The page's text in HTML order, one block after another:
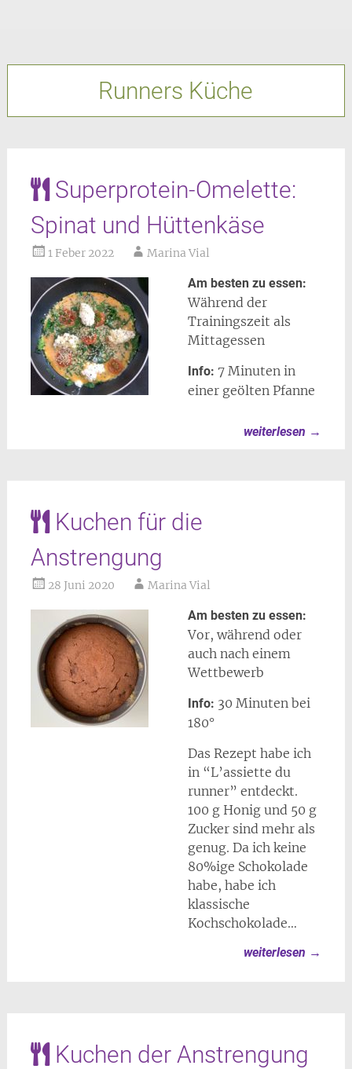
Runners Küche
Superprotein-Omelette:
Spinat und Hüttenkäse
1 Feber 2022 Marina Vial
Am besten zu essen:
Während der
Trainingszeit als
Mittagessen
Info: 7 Minuten in
einer geölten Pfanne
weiterlesen →
Kuchen für die
Anstrengung
28 Juni 2020 Marina Vial
Am besten zu essen:
Vor, während oder
auch nach einem
Wettbewerb
Info: 30 Minuten bei
180°
Das Rezept habe ich
in “L’assiette du
runner” entdeckt.
100 g Honig und 50 g
Zucker sind mehr als
genug. Da ich keine
80%ige Schokolade
habe, habe ich
klassische
Kochschokolade…
weiterlesen →
Kuchen der Anstrengung